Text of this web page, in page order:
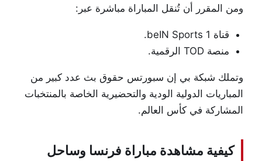
ومن المقرر أن تُنقل المباراة مباشرة عبر:
قناة beIN Sports 1.
منصة TOD الرقمية.
وتملك شبكة بي إن سبورتس حقوق بث عدد كبير من
المباريات الدولية الودية والتحضيرية الخاصة بالمنتخبات
المشاركة في كأس العالم.
كيفية مشاهدة مباراة فرنسا وساحل